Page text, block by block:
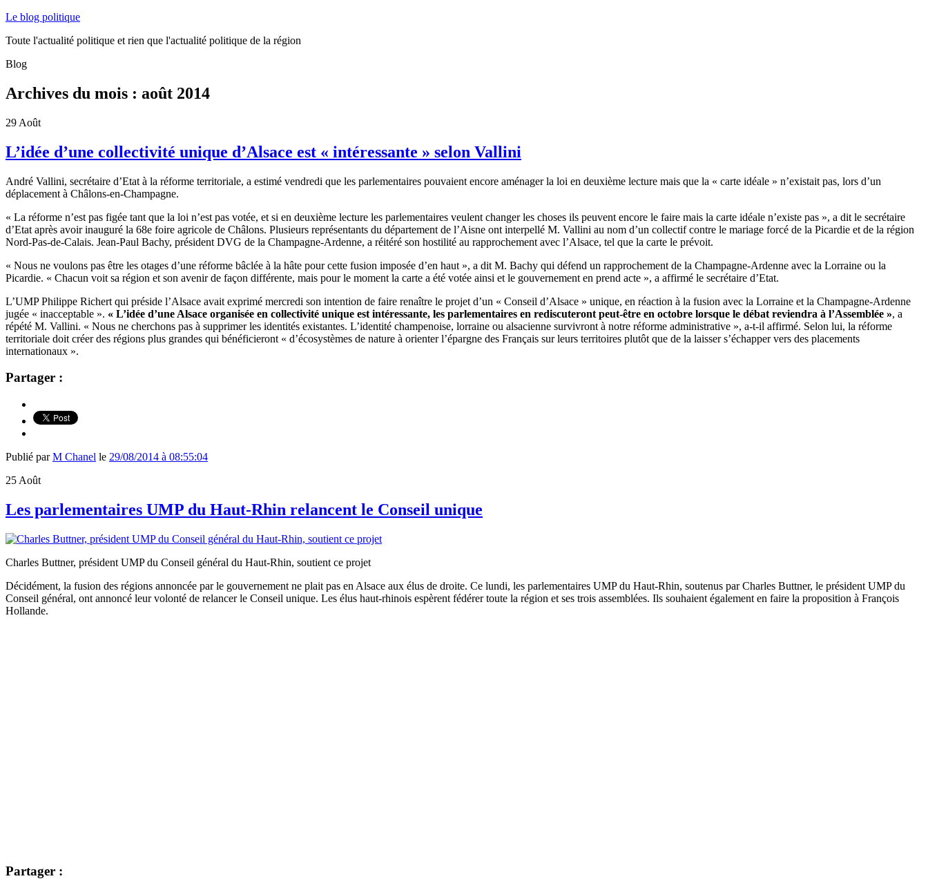
Le blog politique
Toute l'actualité politique et rien que l'actualité politique de la région
Blog
Archives du mois : août 2014
29 Août
L’idée d’une collectivité unique d’Alsace est « intéressante » selon Vallini
André Vallini, secrétaire d’Etat à la réforme territoriale, a estimé vendredi que les parlementaires pouvaient encore aménager la loi en deuxième lecture mais que la « carte idéale » n’existait pas, lors d’un
déplacement à Châlons-en-Champagne.
« La réforme n’est pas figée tant que la loi n’est pas votée, et si en deuxième lecture les parlementaires veulent changer les choses ils peuvent encore le faire mais la carte idéale n’existe pas », a dit le secrétaire
d’Etat après avoir inauguré la 68e foire agricole de Châlons. Plusieurs représentants du département de l’Aisne ont interpellé M. Vallini au nom d’un collectif contre le mariage forcé de la Picardie et de la région
Nord-Pas-de-Calais. Jean-Paul Bachy, président DVG de la Champagne-Ardenne, a réitéré son hostilité au rapprochement avec l’Alsace, tel que la carte le prévoit.
« Nous ne voulons pas être les otages d’une réforme bâclée à la hâte pour cette fusion imposée d’en haut », a dit M. Bachy qui défend un rapprochement de la Champagne-Ardenne avec la Lorraine ou la
Picardie. « Chacun voit sa région et son avenir de façon différente, mais pour le moment la carte a été votée ainsi et le gouvernement en prend acte », a affirmé le secrétaire d’Etat.
L’UMP Philippe Richert qui préside l’Alsace avait exprimé mercredi son intention de faire renaître le projet d’un « Conseil d’Alsace » unique, en réaction à la fusion avec la Lorraine et la Champagne-Ardenne
jugée « inacceptable ». « L’idée d’une Alsace organisée en collectivité unique est intéressante, les parlementaires en rediscuteront peut-être en octobre lorsque le débat reviendra à l’Assemblée », a
répété M. Vallini. « Nous ne cherchons pas à supprimer les identités existantes. L’identité champenoise, lorraine ou alsacienne survivront à notre réforme administrative », a-t-il affirmé. Selon lui, la réforme
territoriale doit créer des régions plus grandes qui bénéficieront « d’écosystèmes de nature à orienter l’épargne des Français sur leurs territoires plutôt que de la laisser s’échapper vers des placements
internationaux ».
Partager :
Publié parM Chanel le 29/08/2014 à 08:55:04
25 Août
Les parlementaires UMP du Haut-Rhin relancent le Conseil unique
Charles Buttner, président UMP du Conseil général du Haut-Rhin, soutient ce projet
Décidément, la fusion des régions annoncée par le gouvernement ne plait pas en Alsace aux élus de droite. Ce lundi, les parlementaires UMP du Haut-Rhin, soutenus par Charles Buttner, le président UMP du
Conseil général, ont annoncé leur volonté de relancer le Conseil unique. Les élus haut-rhinois espèrent fédérer toute la région et ses trois assemblées. Ils souhaient également en faire la proposition à François
Hollande.
Partager :